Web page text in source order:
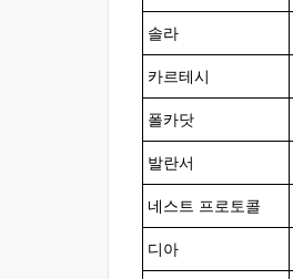
솔라
카르테시
폴카닷
발란서
네스트 프로토콜
디아